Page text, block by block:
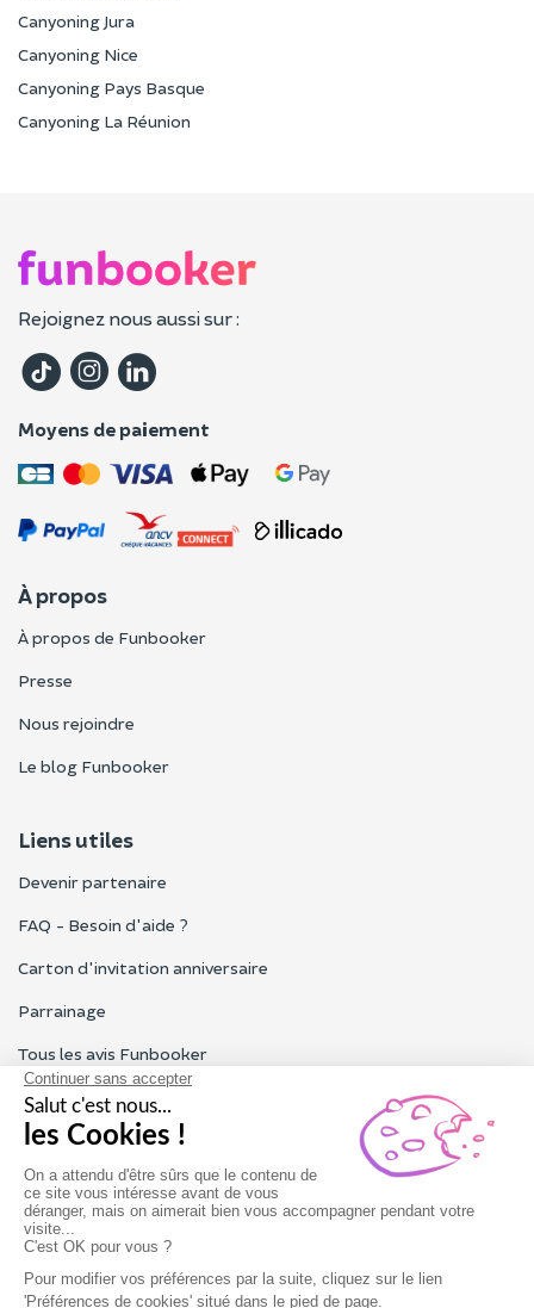
Canyoning Jura
Canyoning Nice
Canyoning Pays Basque
Canyoning La Réunion
Rejoignez nous aussi sur :
Moyens de paiement
À propos
À propos de Funbooker
Presse
Nous rejoindre
Le blog Funbooker
Liens utiles
Devenir partenaire
FAQ - Besoin d'aide ?
Carton d'invitation anniversaire
Parrainage
Tous les avis Funbooker
Particuliers, entreprises, professionnels
Notre service client est ouvert du lundi au vendredi de 9h à 18h
Nous contacter